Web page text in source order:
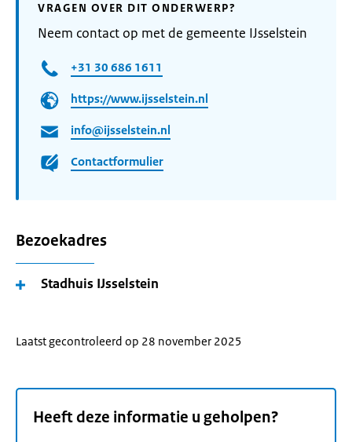
VRAGEN OVER DIT ONDERWERP?
Neem contact op met de gemeente IJsselstein
+31 30 686 1611
https://www.ijsselstein.nl
info@ijsselstein.nl
Contactformulier
Bezoekadres
Stadhuis IJsselstein
Laatst gecontroleerd op 28 november 2025
Heeft deze informatie u geholpen?